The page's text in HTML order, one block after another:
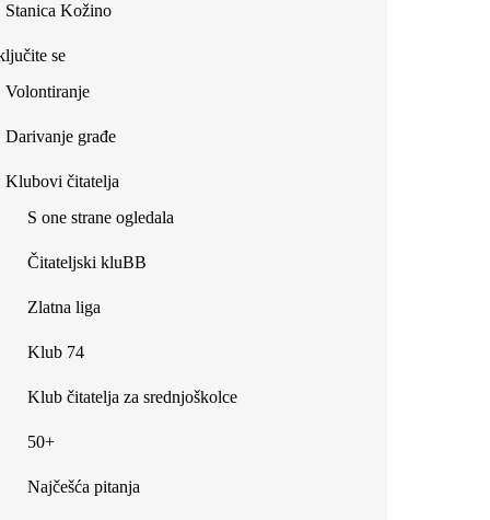
Stanica Kožino
se
Volontiranje
Darivanje građe
Klubovi čitatelja
S one strane ogledala
Čitateljski kluBB
Zlatna liga
Klub 74
Klub čitatelja za srednjoškolce
50+
Najčešća pitanja